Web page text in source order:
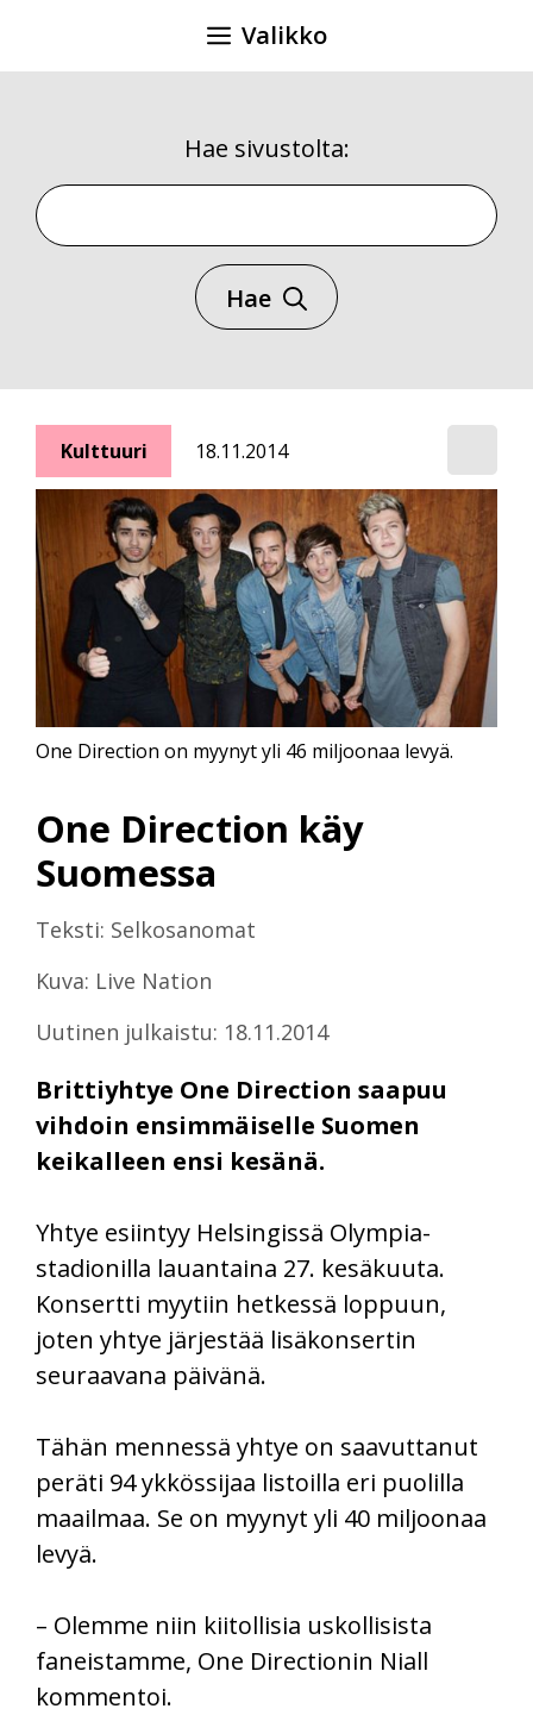
Valikko
Hae sivustolta:
Hae sivustolta
Hae
Kulttuuri 18.11.2014
One Direction käy
Suomessa
Teksti: Selkosanomat
Kuva: Live Nation
Uutinen julkaistu: 18.11.2014
Brittiyhtye One Direction saapuu
vihdoin ensimmäiselle Suomen
keikalleen ensi kesänä.
One Direction on myynyt yli 46 miljoonaa levyä.
Yhtye esiintyy Helsingissä Olympia-
stadionilla lauantaina 27. kesäkuuta.
Konsertti myytiin hetkessä loppuun,
joten yhtye järjestää lisäkonsertin
seuraavana päivänä.
Tähän mennessä yhtye on saavuttanut
peräti 94 ykkössijaa listoilla eri puolilla
maailmaa. Se on myynyt yli 40 miljoonaa
levyä.
– Olemme niin kiitollisia uskollisista
faneistamme, One Directionin Niall
kommentoi.